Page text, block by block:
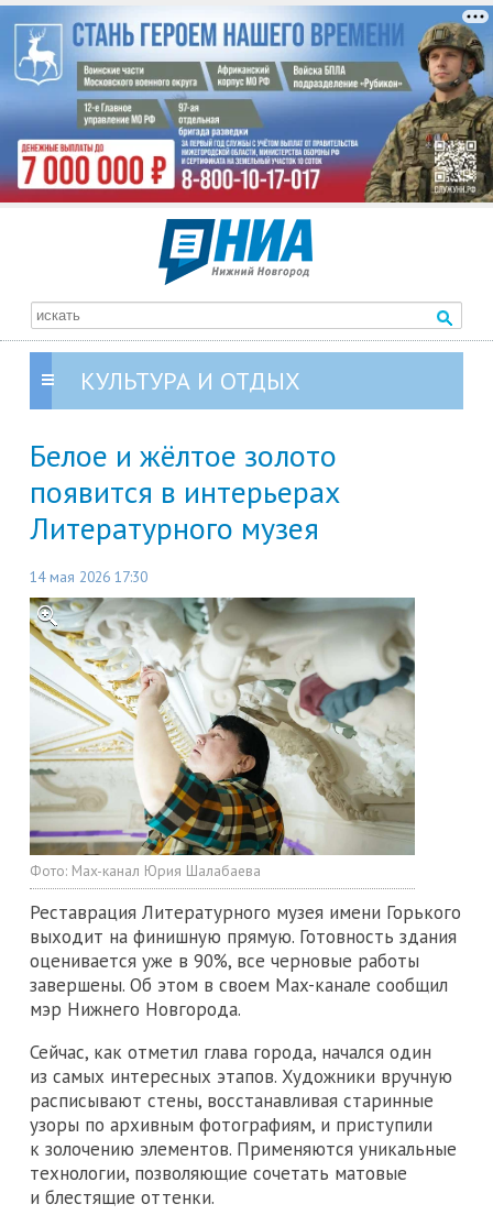
КУЛЬТУРА И ОТДЫХ
Белое и жёлтое золото
появится в интерьерах
Литературного музея
14 мая 2026 17:30
Фото: Max-канал Юрия Шалабаева
Реставрация Литературного музея имени Горького
выходит на финишную прямую. Готовность здания
оценивается уже в 90%, все черновые работы
завершены. Об этом в своем Max-канале сообщил
мэр Нижнего Новгорода.
Сейчас, как отметил глава города, начался один
из самых интересных этапов. Художники вручную
расписывают стены, восстанавливая старинные
узоры по архивным фотографиям, и приступили
к золочению элементов. Применяются уникальные
технологии, позволяющие сочетать матовые
и блестящие оттенки.